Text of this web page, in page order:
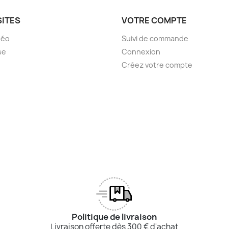
VOTRE COMPTE
Suivi de commande
Connexion
Créez votre compte
Politique de livraison
Livraison offerte dès 300 € d'achat